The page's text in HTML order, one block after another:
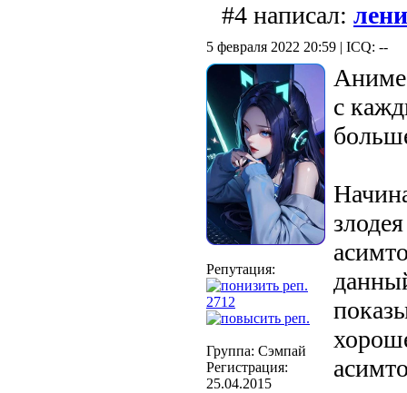
#4 написал:
5 февраля 2022 20:59 | ICQ: --
Репутация:
2712
Группа: Сэмпай
Регистрация:
25.04.2015
с